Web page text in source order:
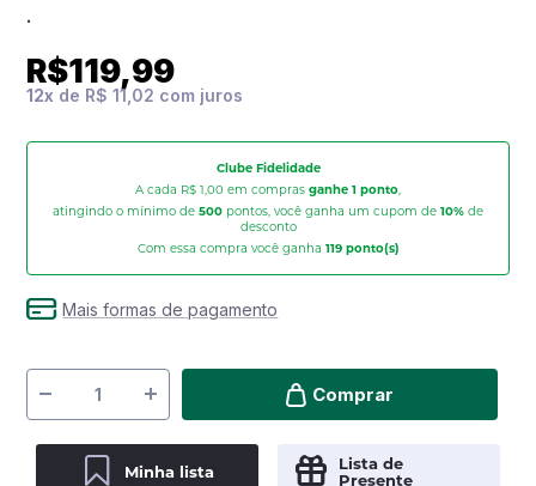
.
R$119,99
12x de R$ 11,02
Clube Fidelidade
A cada R$ 1,00 em compras ganhe 1 ponto,
atingindo o mínimo de 500 pontos, você ganha um cupom de 10% de
desconto
Com essa compra você ganha 119ponto(s)
Mais formas de pagamento
Comprar
Minha lista
Lista de
Presente